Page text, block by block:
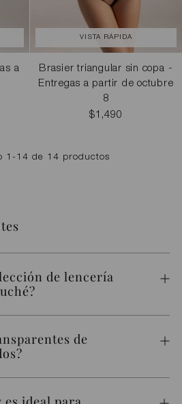
a
VISTA RÁPIDA
Brasier triangular sin copa -
Entregas a partir de octubre
8
$1,490
1-14 de 14 productos
de lencería
de